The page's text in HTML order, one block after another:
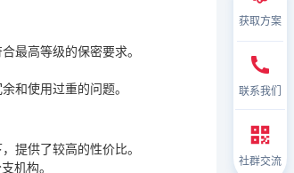
最高等级的保密要求。
和使用过重的问题。
提供了较高的性价比。
机构。
获取方案
联系我们
社群交流